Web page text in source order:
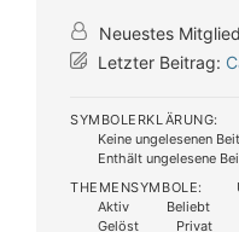
Neuestes
Letzter Beitrag:
SYMBOLERKLÄRUNG:
Keine ungelesenen
Enthält ungelesene
THEMENSYMBOLE:
Aktiv
Beliebt
Gelöst
Privat